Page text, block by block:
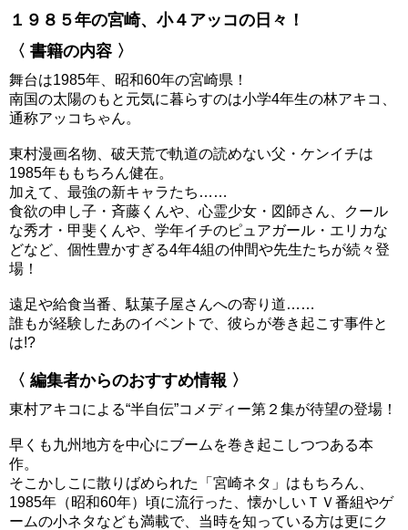
１９８５年の宮崎、小４アッコの日々！
〈 書籍の内容 〉
舞台は1985年、昭和60年の宮崎県！
南国の太陽のもと元気に暮らすのは小学4年生の林アキコ、
通称アッコちゃん。
東村漫画名物、破天荒で軌道の読めない父・ケンイチは
1985年ももちろん健在。
加えて、最強の新キャラたち……
食欲の申し子・斉藤くんや、心霊少女・図師さん、クール
な秀才・甲斐くんや、学年イチのピュアガール・エリカな
どなど、個性豊かすぎる4年4組の仲間や先生たちが続々登
場！
遠足や給食当番、駄菓子屋さんへの寄り道……
誰もが経験したあのイベントで、彼らが巻き起こす事件と
は!?
〈 編集者からのおすすめ情報 〉
東村アキコによる“半自伝”コメディー第２集が待望の登場！
早くも九州地方を中心にブームを巻き起こしつつある本
作。
そこかしこに散りばめられた「宮崎ネタ」はもちろん、
1985年（昭和60年）頃に流行った、懐かしいＴＶ番組やゲ
ームの小ネタなども満載で、当時を知っている方は更にク